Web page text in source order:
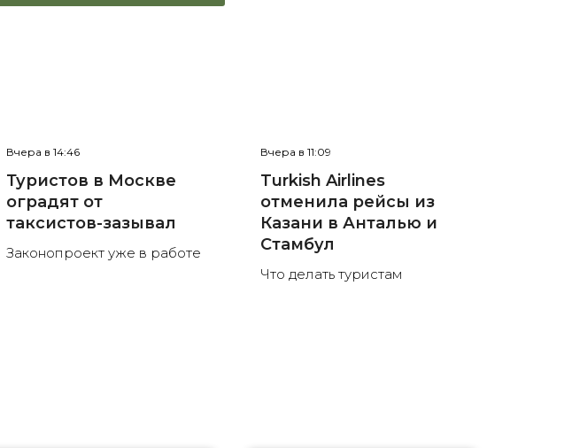
Вчера в 14:46
Туристов в Москве
оградят от
таксистов-зазывал
Законопроект уже в работе
Вчера в 11:09
Turkish Airlines
отменила рейсы из
Казани в Анталью и
Стамбул
Что делать туристам